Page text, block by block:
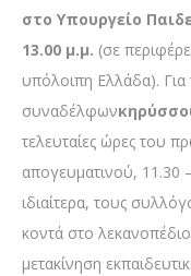
στο Υπουργείο
13.00 μ.μ. (σε
υπόλοιπη Ελλάδα).
συναδέλφων
τελευταίες ώρες του
απογευματινού, 11.30
ιδιαίτερα, τους
κοντά στο
μετακίνηση